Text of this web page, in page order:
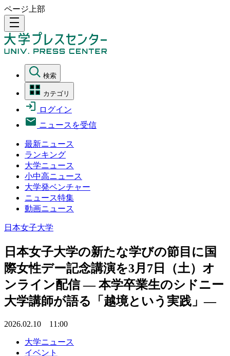
ページ上部
density_medium
検索
カテゴリ
ログイン
ニュースを受信
最新ニュース
ランキング
大学ニュース
小中高ニュース
大学発ベンチャー
ニュース特集
動画ニュース
日本女子大学
日本女子大学の新たな学びの節目に国
際女性デー記念講演を3月7日（土）オ
ンライン配信 ― 本学卒業生のシドニー
大学講師が語る「越境という実践」―
2026.02.10 11:00
大学ニュース
イベント